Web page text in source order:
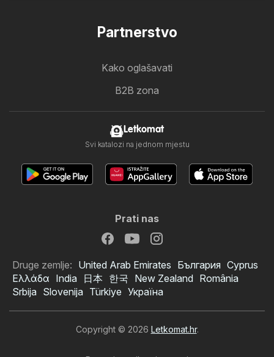
Partnerstvo
Kako oglašavati
B2B zona
Letkomat
Svi katalozi na jednom mjestu
Prati nas
Druge zemlje: United Arab Emirates България Cyprus
Ελλάδα India 日本 한국 New Zealand România
Srbija Slovenija Türkiye Україна
Copyright © 2026 Letkomat.hr.